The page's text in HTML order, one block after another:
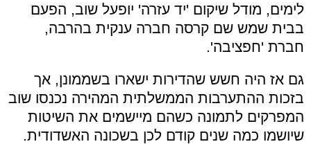
לימים, מודל שיקום 'יד עזרה' יופעל שוב, הפעם
בבית שמש שם קרסה חברה ענקית בהרבה,
חברת 'חפציבה'.
גם אז היה חשש שהדירות ישארו בשממונן, אך
בזכות ההתערבות הממשלתית המהירה נכנסו שוב
המפרקים לתמונה כשהם מיישמים את השיטות
שיושמו כמה שנים קודם לכן בשכונה האשדודית.